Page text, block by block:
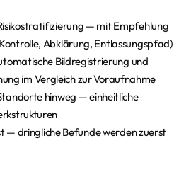
— mit Empfehlung
Abklärung, Entlassungspfad)
Bildregistrierung und
im Vergleich zur Voraufnahme
hinweg — einheitliche
— dringliche Befunde werden zuerst